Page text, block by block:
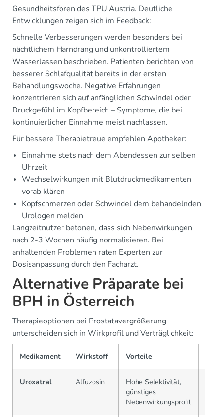
Gesundheitsforen des TPU Austria. Deutliche
Entwicklungen zeigen sich im Feedback:
Schnelle Verbesserungen werden besonders bei
nächtlichem Harndrang und unkontrolliertem
Wasserlassen beschrieben. Patienten berichten von
besserer Schlafqualität bereits in der ersten
Behandlungswoche. Negative Erfahrungen
konzentrieren sich auf anfänglichen Schwindel oder
Druckgefühl im Kopfbereich – Symptome, die bei
kontinuierlicher Einnahme meist nachlassen.
Für bessere Therapietreue empfehlen Apotheker:
Einnahme stets nach dem Abendessen zur selben
Uhrzeit
Wechselwirkungen mit Blutdruckmedikamenten
vorab klären
Kopfschmerzen oder Schwindel dem behandelnden
Urologen melden
Langzeitnutzer betonen, dass sich Nebenwirkungen
nach 2-3 Wochen häufig normalisieren. Bei
anhaltenden Problemen raten Experten zur
Dosisanpassung durch den Facharzt.
Alternative Präparate bei
BPH in Österreich
Therapieoptionen bei Prostatavergrößerung
unterscheiden sich in Wirkprofil und Verträglichkeit:
Medikament Wirkstoff Vorteile
Uroxatral Alfuzosin
Hohe Selektivität,
günstiges
Nebenwirkungsprofil